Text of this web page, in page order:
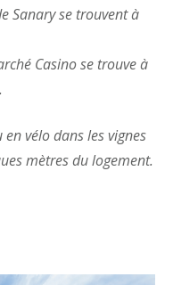
Sanary se trouvent à
Casino se trouve à
vélo dans les vignes
mètres du logement.